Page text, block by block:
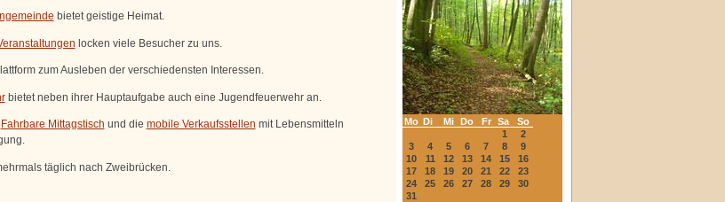
Mo Di Mi Do Fr Sa
So
1
2
3
4 5 6 7 8
9
10
11 12 13 14 15
16
17
18 19 20 21 22
23
24
25 26 27 28 29
30
31
bietet geistige Heimat.
locken viele Besucher zu uns.
zum Ausleben der verschiedensten Interessen.
bietet neben ihrer Hauptaufgabe auch eine Jugendfeuerwehr an.
Fahrbare Mittagstisch und die mobile Verkaufsstellen mit Lebensmitteln
täglich nach Zweibrücken.